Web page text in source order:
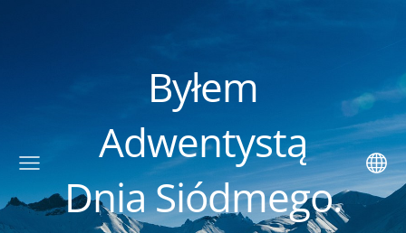
Byłem
Adwentystą
Dnia Siódmego.